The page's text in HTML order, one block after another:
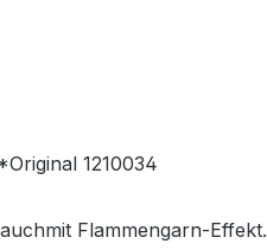
1210034
Flammengarn-Effekt.